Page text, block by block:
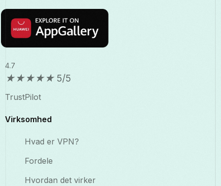
4.7
★★★★★ 5/5
TrustPilot
Virksomhed
Hvad er VPN?
Fordele
Hvordan det virker